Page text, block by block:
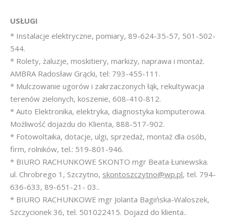
USŁUGI
* Instalacje elektryczne, pomiary, 89-624-35-57, 501-502-
544.
* Rolety, żaluzje, moskitiery, markizy, naprawa i montaż.
AMBRA Radosław Grącki, tel: 793-455-111.
* Mulczowanie ugorów i zakrzaczonych łąk, rekultywacja
terenów zielonych, koszenie, 608-410-812.
* Auto Elektronika, elektryka, diagnostyka komputerowa.
Możliwość dojazdu do Klienta, 888-517-902.
* Fotowoltaika, dotacje, ulgi, sprzedaż, montaż dla osób,
firm, rolników, tel.: 519-801-946.
* BIURO RACHUNKOWE SKONTO mgr Beata Łuniewska.
ul. Chrobrego 1, Szczytno, skontoszczytno@wp.pl, tel. 794-
636-633, 89-651-21- 03..
* BIURO RACHUNKOWE mgr Jolanta Bagińska-Waloszek,
Szczycionek 36, tel. 501022415. Dojazd do klienta..